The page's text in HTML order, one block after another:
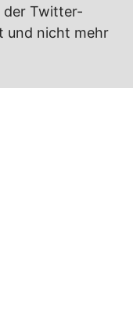
der Twitter-
und nicht mehr